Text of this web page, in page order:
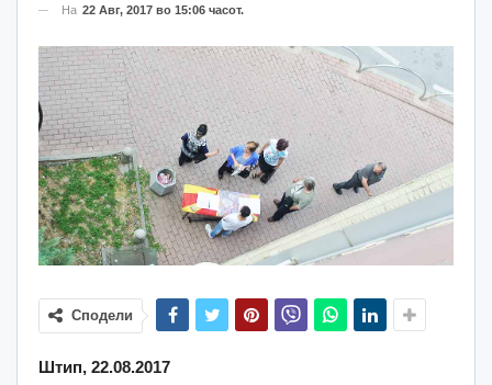
На 22 Авг, 2017 во 15:06 часот.
Сподели
Штип, 22.08.2017